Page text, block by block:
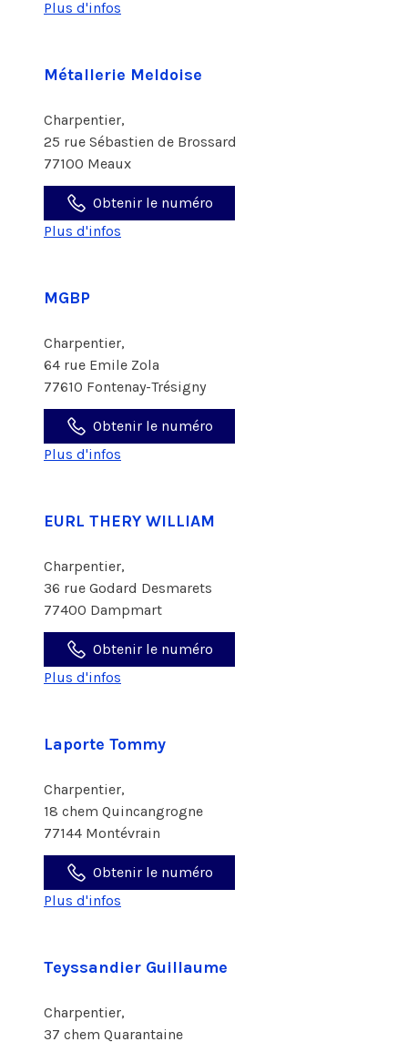
Plus d'infos
Métallerie Meldoise
Charpentier,
25 rue Sébastien de Brossard
77100 Meaux
Obtenir le numéro
Plus d'infos
MGBP
Charpentier,
64 rue Emile Zola
77610 Fontenay-Trésigny
Obtenir le numéro
Plus d'infos
EURL THERY WILLIAM
Charpentier,
36 rue Godard Desmarets
77400 Dampmart
Obtenir le numéro
Plus d'infos
Laporte Tommy
Charpentier,
18 chem Quincangrogne
77144 Montévrain
Obtenir le numéro
Plus d'infos
Teyssandier Guillaume
Charpentier,
37 chem Quarantaine